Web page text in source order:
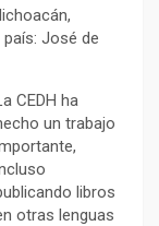
José de
CEDH ha
un trabajo
libros
otras lenguas